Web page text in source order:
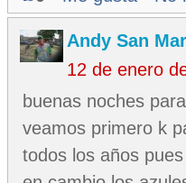
Andy San
12 de enero
buenas noches
veamos primero k
todos los años